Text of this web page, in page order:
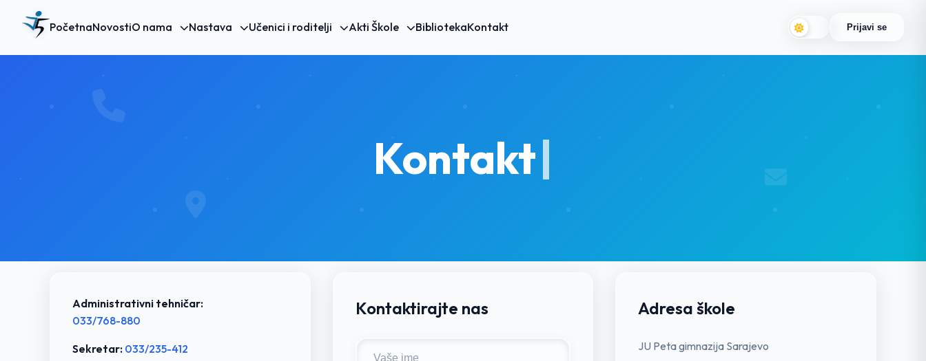
PočetnaNovostiO nama Nastava Učenici i roditelji Akti Škole BibliotekaKontakt Prijavi se
Kontakt
Administrativni tehničar:
033/768-880
Sekretar: 033/235-412
Kontaktirajte nas Adresa škole
JU Peta gimnazija Sarajevo